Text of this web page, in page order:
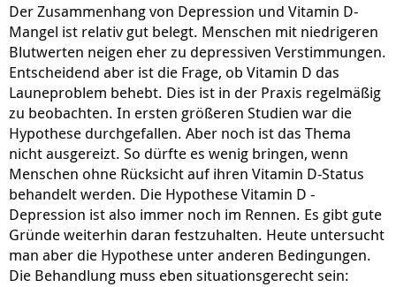
Der Zusammenhang von Depression und Vitamin D-
Mangel ist relativ gut belegt. Menschen mit niedrigeren
Blutwerten neigen eher zu depressiven Verstimmungen.
Entscheidend aber ist die Frage, ob Vitamin D das
Launeproblem behebt. Dies ist in der Praxis regelmäßig
zu beobachten. In ersten größeren Studien war die
Hypothese durchgefallen. Aber noch ist das Thema
nicht ausgereizt. So dürfte es wenig bringen, wenn
Menschen ohne Rücksicht auf ihren Vitamin D-Status
behandelt werden. Die Hypothese Vitamin D -
Depression ist also immer noch im Rennen. Es gibt gute
Gründe weiterhin daran festzuhalten. Heute untersucht
man aber die Hypothese unter anderen Bedingungen.
Die Behandlung muss eben situationsgerecht sein: